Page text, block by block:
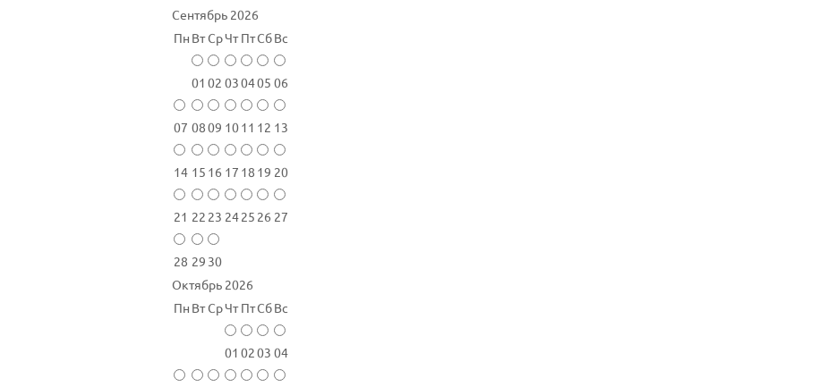
Сентябрь 2026
Пн ВтСрЧт ПтСбВс
01 02 030405 06
07 0809 1011 12 13
14 15 16 17 18 19 20
21 22 23 2425 26 27
28 29 30
Октябрь 2026
Пн ВтСрЧт ПтСбВс
01 0203 04